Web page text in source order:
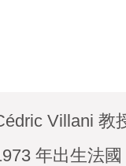
Villani 教
年出生法國